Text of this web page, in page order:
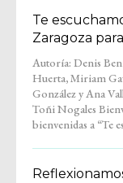
Te
Zaragoza
Autoría: Denis
Huerta, Miriam
González y Ana Valle
Toñi Nogales Bienvenidos y
bienvenidas a “Te
Voces de quienes
Zaragoza para
espacio tranquilo, hecho
escuchar sin prisas y